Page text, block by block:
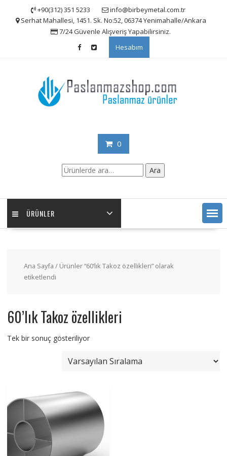
+90(312) 351 5233
info@birbeymetal.com.tr
Serhat Mahallesi, 1451. Sk. No:52, 06374 Yenimahalle/Ankara
7/24 Güvenle Alışveriş Yapabilirsiniz.
Hesabım
0
Ara: Ara
ÜRÜNLER
Ana Sayfa / Ürünler “60’lık Takoz özellikleri” olarak
etiketlendi
60’lık Takoz özellikleri
Tek bir sonuç gösteriliyor